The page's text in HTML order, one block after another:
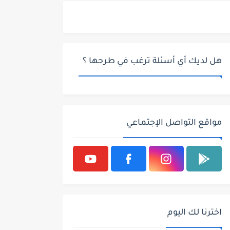
هل لديك أي أسئلة ترغب في طرحها ؟
مواقع التواصل الإجتماعي
اخترنا لك اليوم